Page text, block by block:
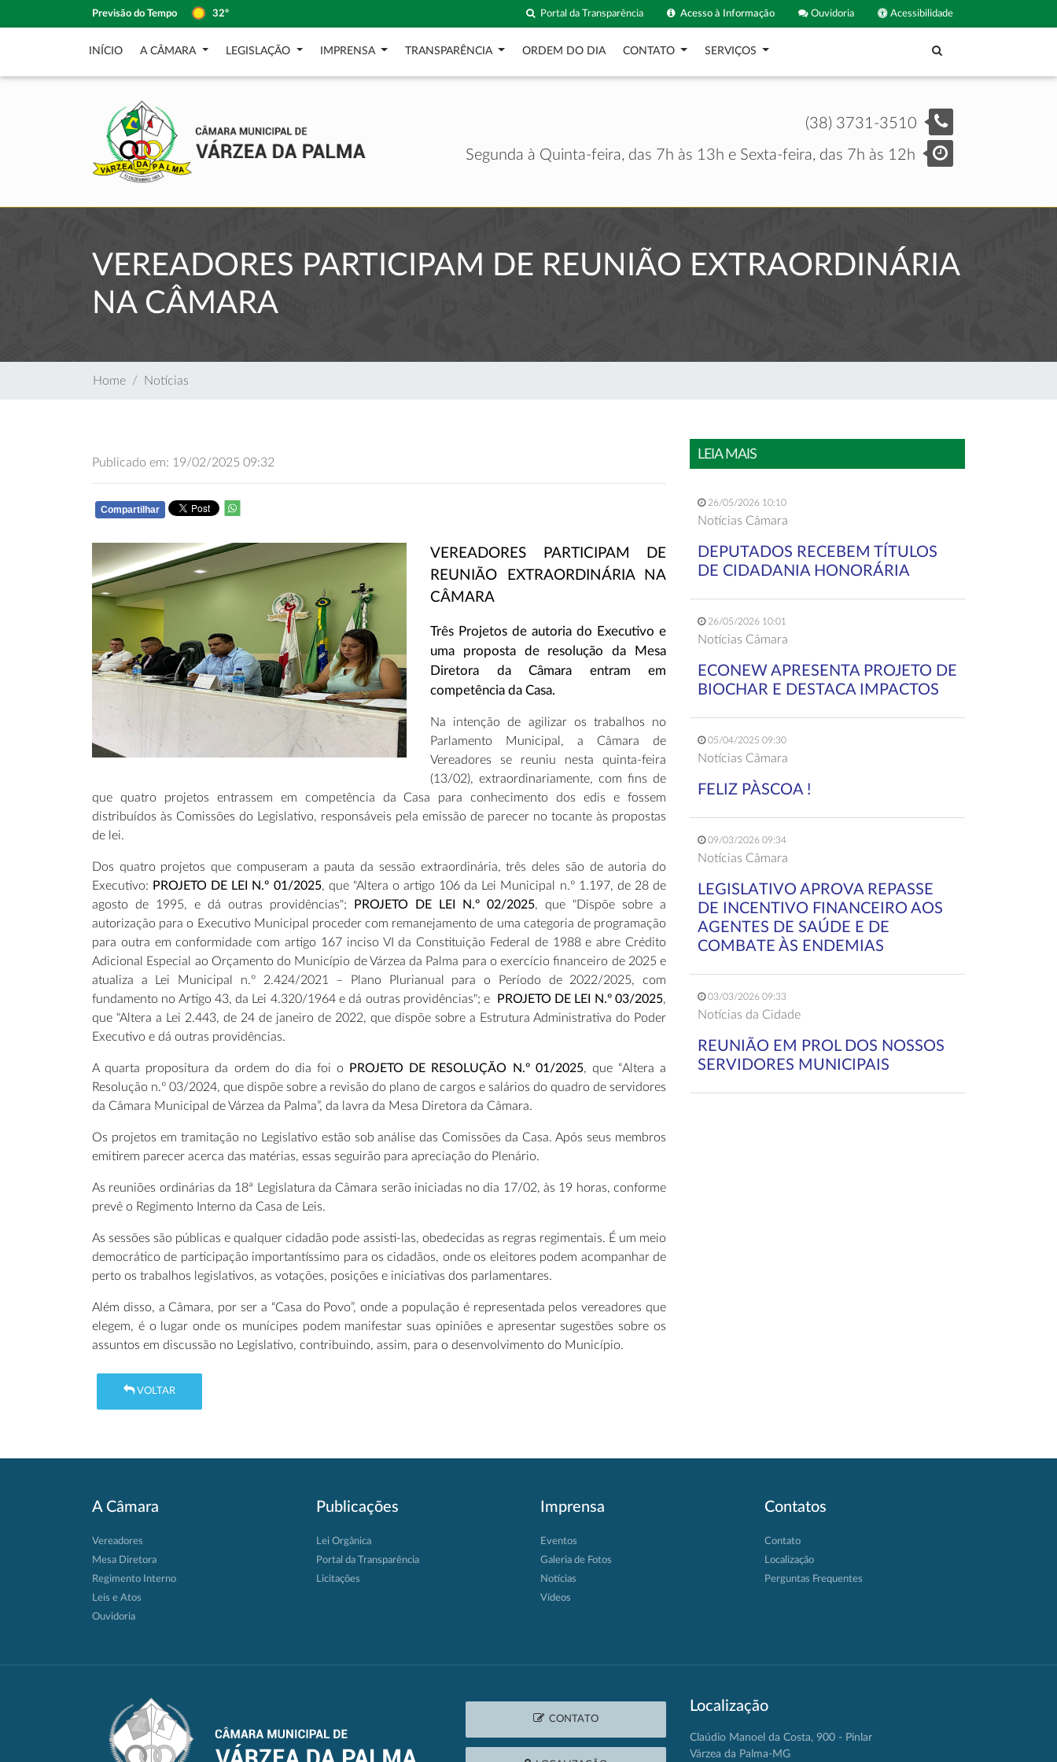
Previsão do Tempo 32º Acessibilidade
Ouvidoria
Acesso à Informação
Portal da Transparência
INÍCIO A CÂMARA LEGISLAÇÃO IMPRENSA TRANSPARÊNCIA ORDEM DO DIA CONTATO SERVIÇOS
(38) 3731-3510
Segunda à Quinta-feira, das 7h às 13h e Sexta-feira, das 7h às 12h
VEREADORES PARTICIPAM DE REUNIÃO EXTRAORDINÁRIA
NA CÂMARA
Home Notícias
Publicado em: 19/02/2025 09:32
Compartilhar
VEREADORES PARTICIPAM DE
REUNIÃO EXTRAORDINÁRIA NA
CÂMARA
Três Projetos de autoria do Executivo e
uma proposta de resolução da Mesa
Diretora da Câmara entram em
competência da Casa.
Na intenção de agilizar os trabalhos no
Parlamento Municipal, a Câmara de
Vereadores se reuniu nesta quinta-feira
(13/02), extraordinariamente, com fins de
que quatro projetos entrassem em competência da Casa para conhecimento dos edis e fossem
distribuídos às Comissões do Legislativo, responsáveis pela emissão de parecer no tocante às propostas
de lei.
Dos quatro projetos que compuseram a pauta da sessão extraordinária, três deles são de autoria do
Executivo: PROJETO DE LEI N.º 01/2025, que "Altera o artigo 106 da Lei Municipal n.º 1.197, de 28 de
agosto de 1995, e dá outras providências";
PROJETO DE LEI N.º 02/2025, que "Dispõe sobre a
autorização para o Executivo Municipal proceder com remanejamento de uma categoria de programação
para outra em conformidade com artigo 167 inciso VI da Constituição Federal de 1988 e abre Crédito
Adicional Especial ao Orçamento do Município de Várzea da Palma para o exercício financeiro de 2025 e
atualiza a Lei Municipal n.º 2.424/2021 – Plano Plurianual para o Período de 2022/2025, com
fundamento no Artigo 43, da Lei 4.320/1964 e dá outras providências"; e
PROJETO DE LEI N.º 03/2025,
que "Altera a Lei 2.443, de 24 de janeiro de 2022, que dispõe sobre a Estrutura Administrativa do Poder
Executivo e dá outras providências.
A quarta propositura da ordem do dia foi o PROJETO DE RESOLUÇÃO N.º 01/2025, que “Altera a
Resolução n.º 03/2024, que dispõe sobre a revisão do plano de cargos e salários do quadro de servidores
da Câmara Municipal de Várzea da Palma”, da lavra da Mesa Diretora da Câmara.
Os projetos em tramitação no Legislativo estão sob análise das Comissões da Casa. Após seus membros
emitirem parecer acerca das matérias, essas seguirão para apreciação do Plenário.
As reuniões ordinárias da 18ª Legislatura da Câmara serão iniciadas no dia 17/02, às 19 horas, conforme
prevê o Regimento Interno da Casa de Leis.
As sessões são públicas e qualquer cidadão pode assisti-las, obedecidas as regras regimentais. É um meio
democrático de participação importantíssimo para os cidadãos, onde os eleitores podem acompanhar de
perto os trabalhos legislativos, as votações, posições e iniciativas dos parlamentares.
Além disso, a Câmara, por ser a “Casa do Povo”, onde a população é representada pelos vereadores que
elegem, é o lugar onde os munícipes podem manifestar suas opiniões e apresentar sugestões sobre os
assuntos em discussão no Legislativo, contribuindo, assim, para o desenvolvimento do Município.
VOLTAR
LEIA MAIS
26/05/2026 10:10
Notícias Câmara
DEPUTADOS RECEBEM TÍTULOS
DE CIDADANIA HONORÁRIA
26/05/2026 10:01
Notícias Câmara
ECONEW APRESENTA PROJETO DE
BIOCHAR E DESTACA IMPACTOS
05/04/2025 09:30
Notícias Câmara
FELIZ PÀSCOA !
09/03/2026 09:34
Notícias Câmara
LEGISLATIVO APROVA REPASSE
DE INCENTIVO FINANCEIRO AOS
AGENTES DE SAÚDE E DE
COMBATE ÀS ENDEMIAS
03/03/2026 09:33
Notícias da Cidade
REUNIÃO EM PROL DOS NOSSOS
SERVIDORES MUNICIPAIS
A Câmara
Vereadores
Mesa Diretora
Regimento Interno
Leis e Atos
Ouvidoria
Publicações
Lei Orgânica
Portal da Transparência
Licitações
Imprensa
Eventos
Galeria de Fotos
Notícias
Vídeos
Contatos
Contato
Localização
Perguntas Frequentes
CONTATO
Localização
Claúdio Manoel da Costa, 900 - Pinlar
Várzea da Palma-MG